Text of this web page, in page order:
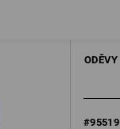
ODĚVY
#95519